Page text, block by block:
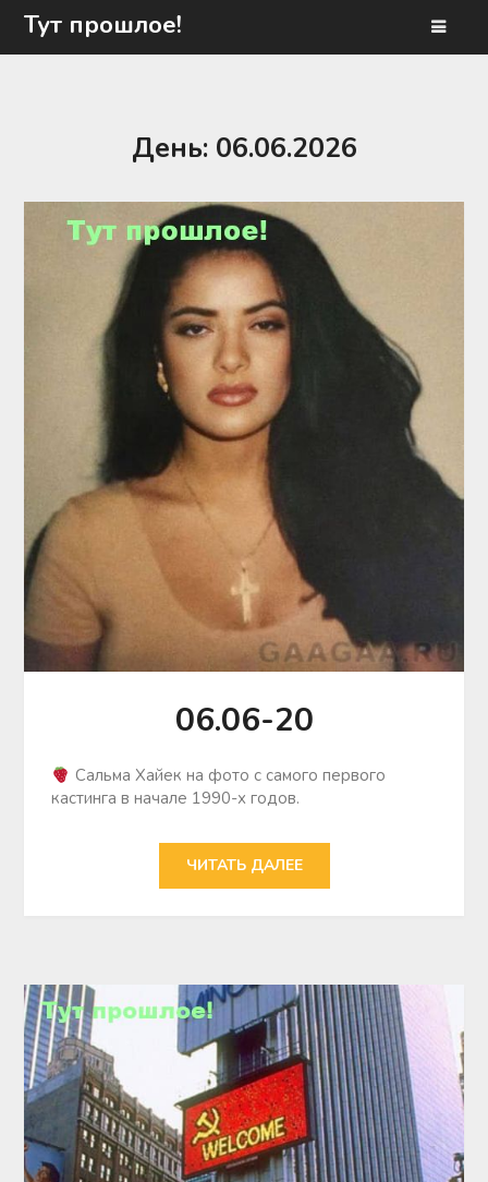
Перейти
Тут прошлое!
День: 06.06.2026
06.06-20
Сальма Хайек на фото с самого первого
кастинга в начале 1990-х годов.
ЧИТАТЬ ДАЛЕЕ